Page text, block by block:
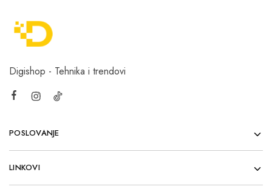
Digishop - Tehnika i trendovi
POSLOVANJE
LINKOVI